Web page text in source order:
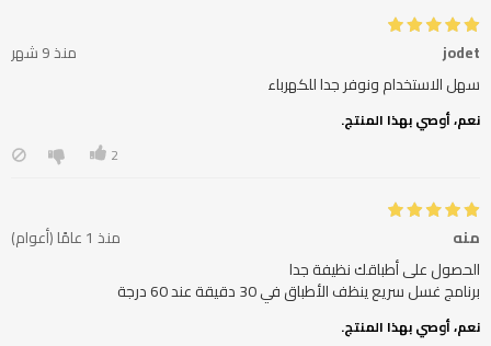
jodet
منذ 9 شهر
سهل الاستخدام ونوفر جدا للكهرباء
نعم، أوصي بهذا المنتج.
2
منه
منذ 1 عامًا (أعوام)
برنامج غسل سريع ينظف الأطباق في 30 دقيقة عند 60 درجة
نعم، أوصي بهذا المنتج.